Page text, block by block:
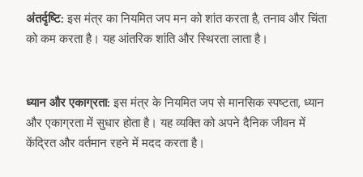
अंतर्दृष्टि: इस मंत्र का नियमित जप मन को शांत करता है, तनाव और चिंता
को कम करता है। यह आंतरिक शांति और स्थिरता लाता है।
ध्यान और एकाग्रता:इस मंत्र के नियमित जप से मानसिक स्पष्टता, ध्यान
और एकाग्रता में सुधार होता है। यह व्यक्ति को अपने दैनिक जीवन में
केंद्रित और वर्तमान रहने में मदद करता है।